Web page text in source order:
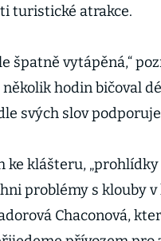
turistické atrakce.
špatně vytápěná,“
hodin bičoval
svých slov
ke klášteru,
problémy s klouby v
Chaconová,